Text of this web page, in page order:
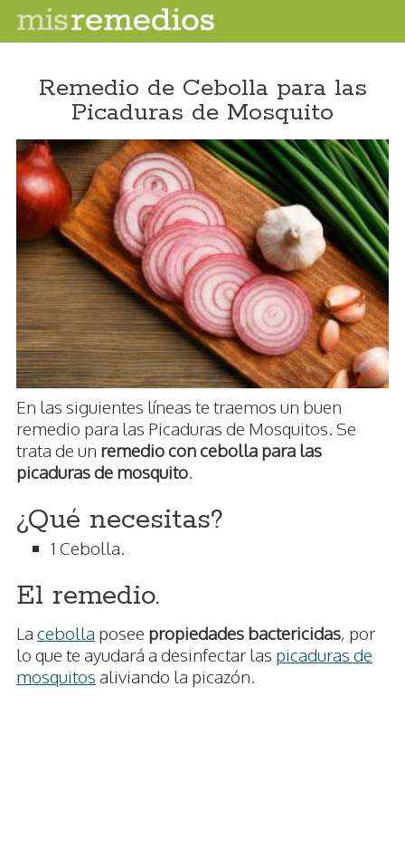
Remedio de Cebolla para las
Picaduras de Mosquito
En las siguientes líneas te traemos un buen
remedio para las Picaduras de Mosquitos. Se
trata de un remedio con cebolla para las
picaduras de mosquito
¿Qué necesitas?
1 Cebolla.
El remedio.
La cebolla posee propiedades bactericidas, por
lo que te ayudará a desinfectar las picaduras de
mosquitos aliviando la picazón.